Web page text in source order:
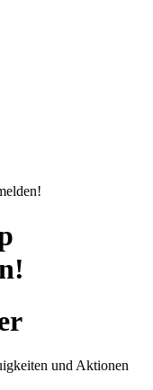
und Aktionen